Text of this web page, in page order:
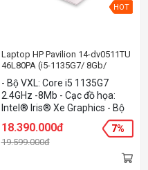
HOT
Laptop HP Pavilion 14-dv0511TU
46L80PA (i5-1135G7/ 8Gb/
Win10/ Pink)
- Bộ VXL: Core i5 1135G7
2.4GHz -8Mb - Cạc đồ họa:
Intel® Iris® Xe Graphics - Bộ
nhớ: 8Gb - Ổ cứng: 512GB SSD
PCIe® NVMe™ M.2 SSD - Màn
hình: 14.0Inch Full HD - Hệ điều
18.390.000đ
19.599.000đ
7%